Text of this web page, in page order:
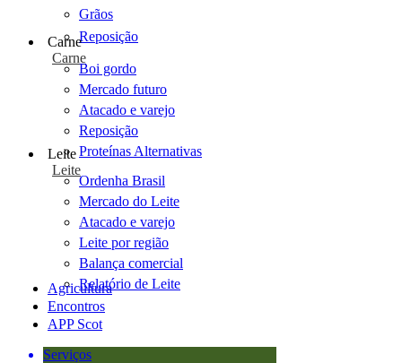
Grãos
Reposição
Carne
Carne
Boi gordo
Mercado futuro
Atacado e varejo
Reposição
Proteínas Alternativas
Leite
Leite
Ordenha Brasil
Mercado do Leite
Atacado e varejo
Leite por região
Balança comercial
Relatório de Leite
Agricultura
Encontros
APP Scot
Serviços